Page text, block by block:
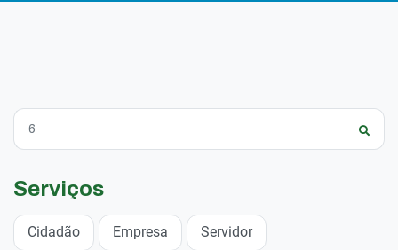
Serviços
Cidadão Empresa Servidor